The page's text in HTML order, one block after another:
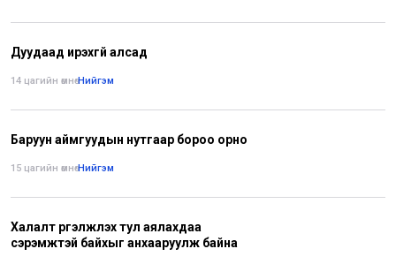
Дуудаад ирэхгүй алсад
14 цагийн өмнө•Нийгэм
Баруун аймгуудын нутгаар бороо орно
15 цагийн өмнө•Нийгэм
Халалт үргэлжлэх тул аялахдаа
сэрэмжтэй байхыг анхааруулж байна